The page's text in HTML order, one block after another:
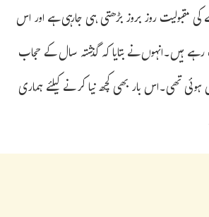
روز بروز بڑھتی ہی جارہی ہے اور اس
ہیں۔انہوں نے بتایا کہ گذشتہ سال کے حجاب
تھی۔اس بار بھی کچھ نیا کر نے کیلئے ہماری